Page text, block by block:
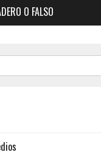
O FALSO